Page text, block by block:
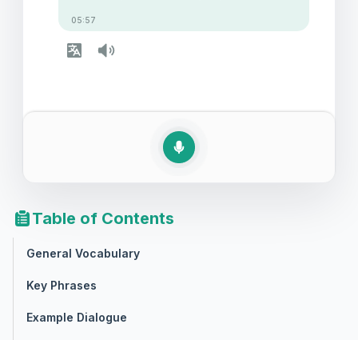
05:57
Table of Contents
General Vocabulary
Key Phrases
Example Dialogue